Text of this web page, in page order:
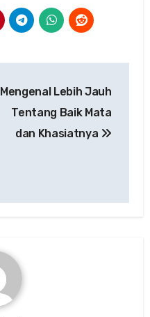
Mengenal Lebih Jauh
Tentang Baik Mata
dan Khasiatnya